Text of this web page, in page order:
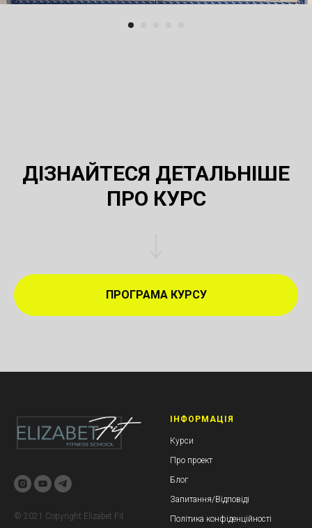
ДІЗНАЙТЕСЯ ДЕТАЛЬНІШЕ
ПРО КУРС
ПРОГРАМА КУРСУ
© 2021 Сopyright Elizabet Fit
ІНФОРМАЦІЯ
Курси
Про проект
Блог
Запитання/Відповіді
Політика конфіденційності